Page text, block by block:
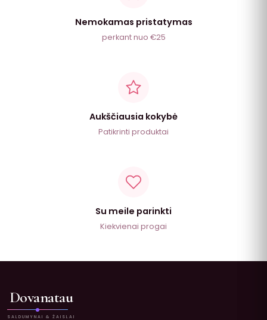
Nemokamas pristatymas
perkant nuo €25
Aukščiausia kokybė
Patikrinti produktai
Su meile parinkti
Kiekvienai progai
Dovanatau
SALDUMYNAI & ŽAISLAI